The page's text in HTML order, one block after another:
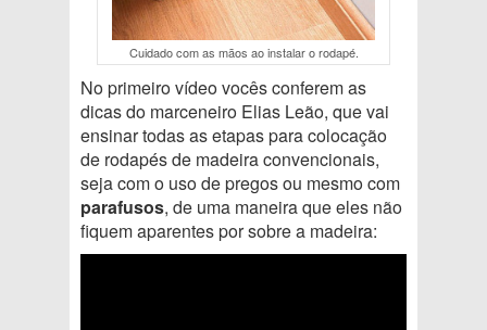
Cuidado com as mãos ao instalar o rodapé.
No primeiro vídeo vocês conferem as
dicas do marceneiro Elias Leão, que vai
ensinar todas as etapas para colocação
de rodapés de madeira convencionais,
seja com o uso de pregos ou mesmo com
parafusos, de uma maneira que eles não
fiquem aparentes por sobre a madeira: